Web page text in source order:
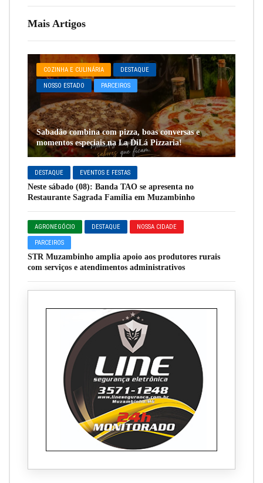
Mais Artigos
COZINHA E CULINÁRIA DESTAQUE
NOSSO ESTADO PARCEIROS
Sabadão combina com pizza, boas conversas e
momentos especiais na La DiLá Pizzaria!
DESTAQUE EVENTOS E FESTAS
Neste sábado (08): Banda TAO se apresenta no
Restaurante Sagrada Família em Muzambinho
AGRONEGÓCIO DESTAQUE NOSSA CIDADE
PARCEIROS
STR Muzambinho amplia apoio aos produtores rurais
com serviços e atendimentos administrativos